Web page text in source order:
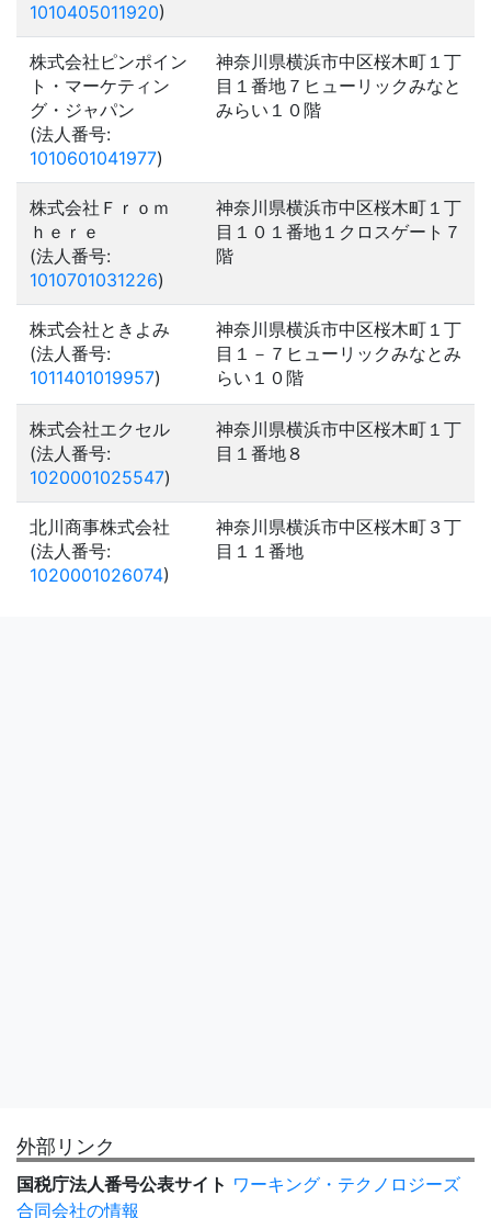
1010405011920)
株式会社ピンポイン
ト・マーケティン
グ・ジャパン
(法人番号:
1010601041977)
神奈川県横浜市中区桜木町１丁
目１番地７ヒューリックみなと
みらい１０階
株式会社Ｆｒｏｍ
ｈｅｒｅ
(法人番号:
1010701031226)
神奈川県横浜市中区桜木町１丁
目１０１番地１クロスゲート７
階
株式会社ときよみ
(法人番号:
1011401019957)
神奈川県横浜市中区桜木町１丁
目１－７ヒューリックみなとみ
らい１０階
株式会社エクセル
(法人番号:
1020001025547)
神奈川県横浜市中区桜木町１丁
目１番地８
北川商事株式会社
(法人番号:
1020001026074)
神奈川県横浜市中区桜木町３丁
目１１番地
外部リンク
国税庁法人番号公表サイト ワーキング・テクノロジーズ
合同会社の情報